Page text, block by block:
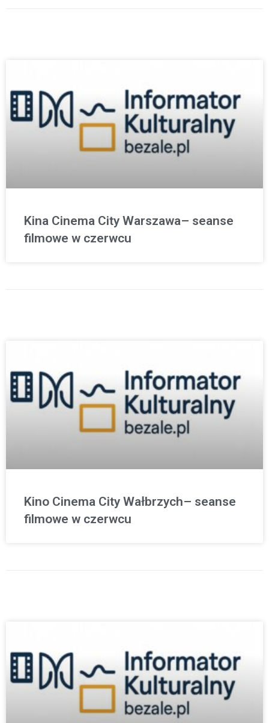
Kina Cinema City Warszawa– seanse
filmowe w czerwcu
Kino Cinema City Wałbrzych– seanse
filmowe w czerwcu